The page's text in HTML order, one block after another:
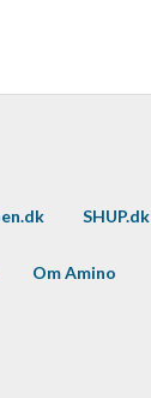
SHUP.dk
Om Amino